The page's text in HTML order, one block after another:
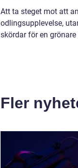
Att ta steget mot att
odlingsupplevelse,
skördar för en
Fler